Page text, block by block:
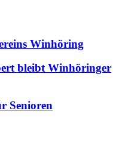
Winhöring
bleibt Winhöringer
Senioren